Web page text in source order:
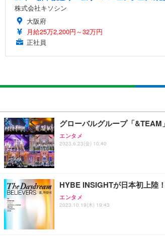
株式会社キソシン
大阪府
月給25万2,200円～32万円
正社員
グローバルグループ「&TEAM
エンタメ
2023.6.23(金) 10:40
HYBE INSIGHTが日本初上陸
エンタメ
2023.10.19(木) 19:43